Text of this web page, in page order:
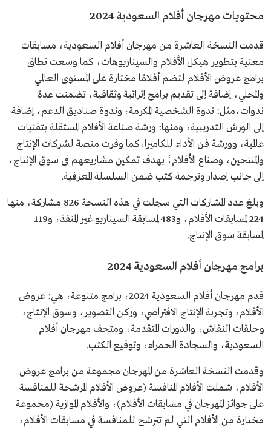
محتويات مهرجان أفلام السعودية 2024
قدمت النسخة العاشرة من مهرجان أفلام السعودية، مسابقات
معنية بتطوير هيكل الأفلام والسيناريوهات، كما وسعت نطاق
برامج عروض الأفلام لتضم أفلامًا مختارة على المستوى العالمي
والمحلي، إضافة إلى تقديم برامج إثرائية وثقافية، تضمنت عدة
ندوات،مثل: ندوة الشخصية المكرمة، وندوة صناديق الدعم، إضافة
إلى الورش التدريبية، ومنها: ورشة صناعة الأفلام المستقلة بتقنيات
عالمية، وورشة فن الأداء للكاميرا،كما وفرت منصة لشركات الإنتاج
والمنتجين، وصناع الأفلام؛ بهدف تمكين مشاريعهم في سوق الإنتاج،
إلى جانب إصدار وترجمة كتب ضمن السلسلة المعرفية.
وبلغ عدد المشاركات التي سجلت في هذه النسخة 826 مشاركة، منها
224 لمسابقات الأفلام، و483 لمسابقة السيناريو غير المنفذ، و119
لمسابقة سوق الإنتاج.
برامج مهرجان أفلام السعودية 2024
قدم مهرجان أفلام السعودية 2024، برامج متنوعة، هي: عروض
الأفلام، وتجربة الإنتاج الافتراضي، وركن التصوير، وسوق الإنتاج،
وحلقات النقاش، والدورات المتقدمة، ومتحف مهرجان أفلام
السعودية، والسجادة الحمراء، وتوقيع الكتب.
وقدمت النسخة العاشرة من المهرجان مجموعة من برامج عروض
الأفلام، شملت الأفلام المنافسة (عروض الأفلام المرشحة للمنافسة
على جوائز المهرجان في مسابقات الأفلام)، والأفلام الموازية (مجموعة
مختارة من الأفلام التي لم تترشح للمنافسة في مسابقات الأفلام،